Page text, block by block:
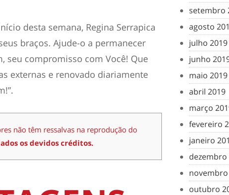
desta semana, Regina Serrapica
braços. Ajude-o a permanecer
seu compromisso com Você! Que
externas e renovado diariamente
não têm ressalvas na reprodução do
os devidos créditos.
setembro
agosto
julho 2019
junho
maio 2019
abril 2019
março
fevereiro
janeiro
dezembro
novembro
outubro